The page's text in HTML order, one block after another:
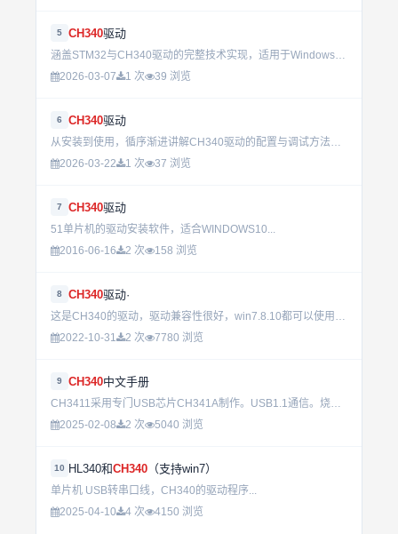
5 CH340驱动
涵盖STM32与CH340驱动的完整技术实现，适用于Windows 7、XP系统，通过USB数据线实现单片机程序下载的高效方案。...
2026-03-07
1 次 39 浏览
6 CH340驱动
从安装到使用，循序渐进讲解CH340驱动的配置与调试方法。涵盖USB转RS232设备的连接、驱动兼容性及常见问题处理，适合嵌入式开发与硬件调试场景。...
2026-03-22
1 次 37 浏览
7 CH340驱动
51单片机的驱动安装软件，适合WINDOWS10...
2016-06-16
2 次 158 浏览
8 CH340驱动·
这是CH340的驱动，驱动兼容性很好，win7.8.10都可以使用，本人用过，比较好，推荐。...
2022-10-31
2 次 7780 浏览
9 CH340中文手册
CH3411采用专门USB芯片CH341A制作。USB1.1通信。烧写速度比普通ATMEGA8做的25...
2025-02-08
2 次 5040 浏览
10 HL340和CH340 （支持win7）
单片机 USB转串口线，CH340的驱动程序...
2025-04-10
4 次 4150 浏览